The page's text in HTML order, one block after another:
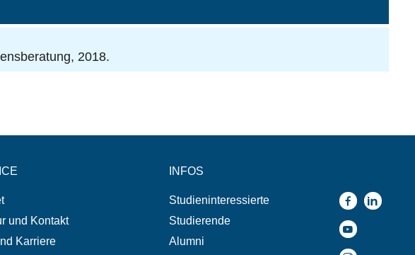
, 2018.
und Kontakt
Karriere
INFOS
Studieninteressierte
Studierende
Alumni